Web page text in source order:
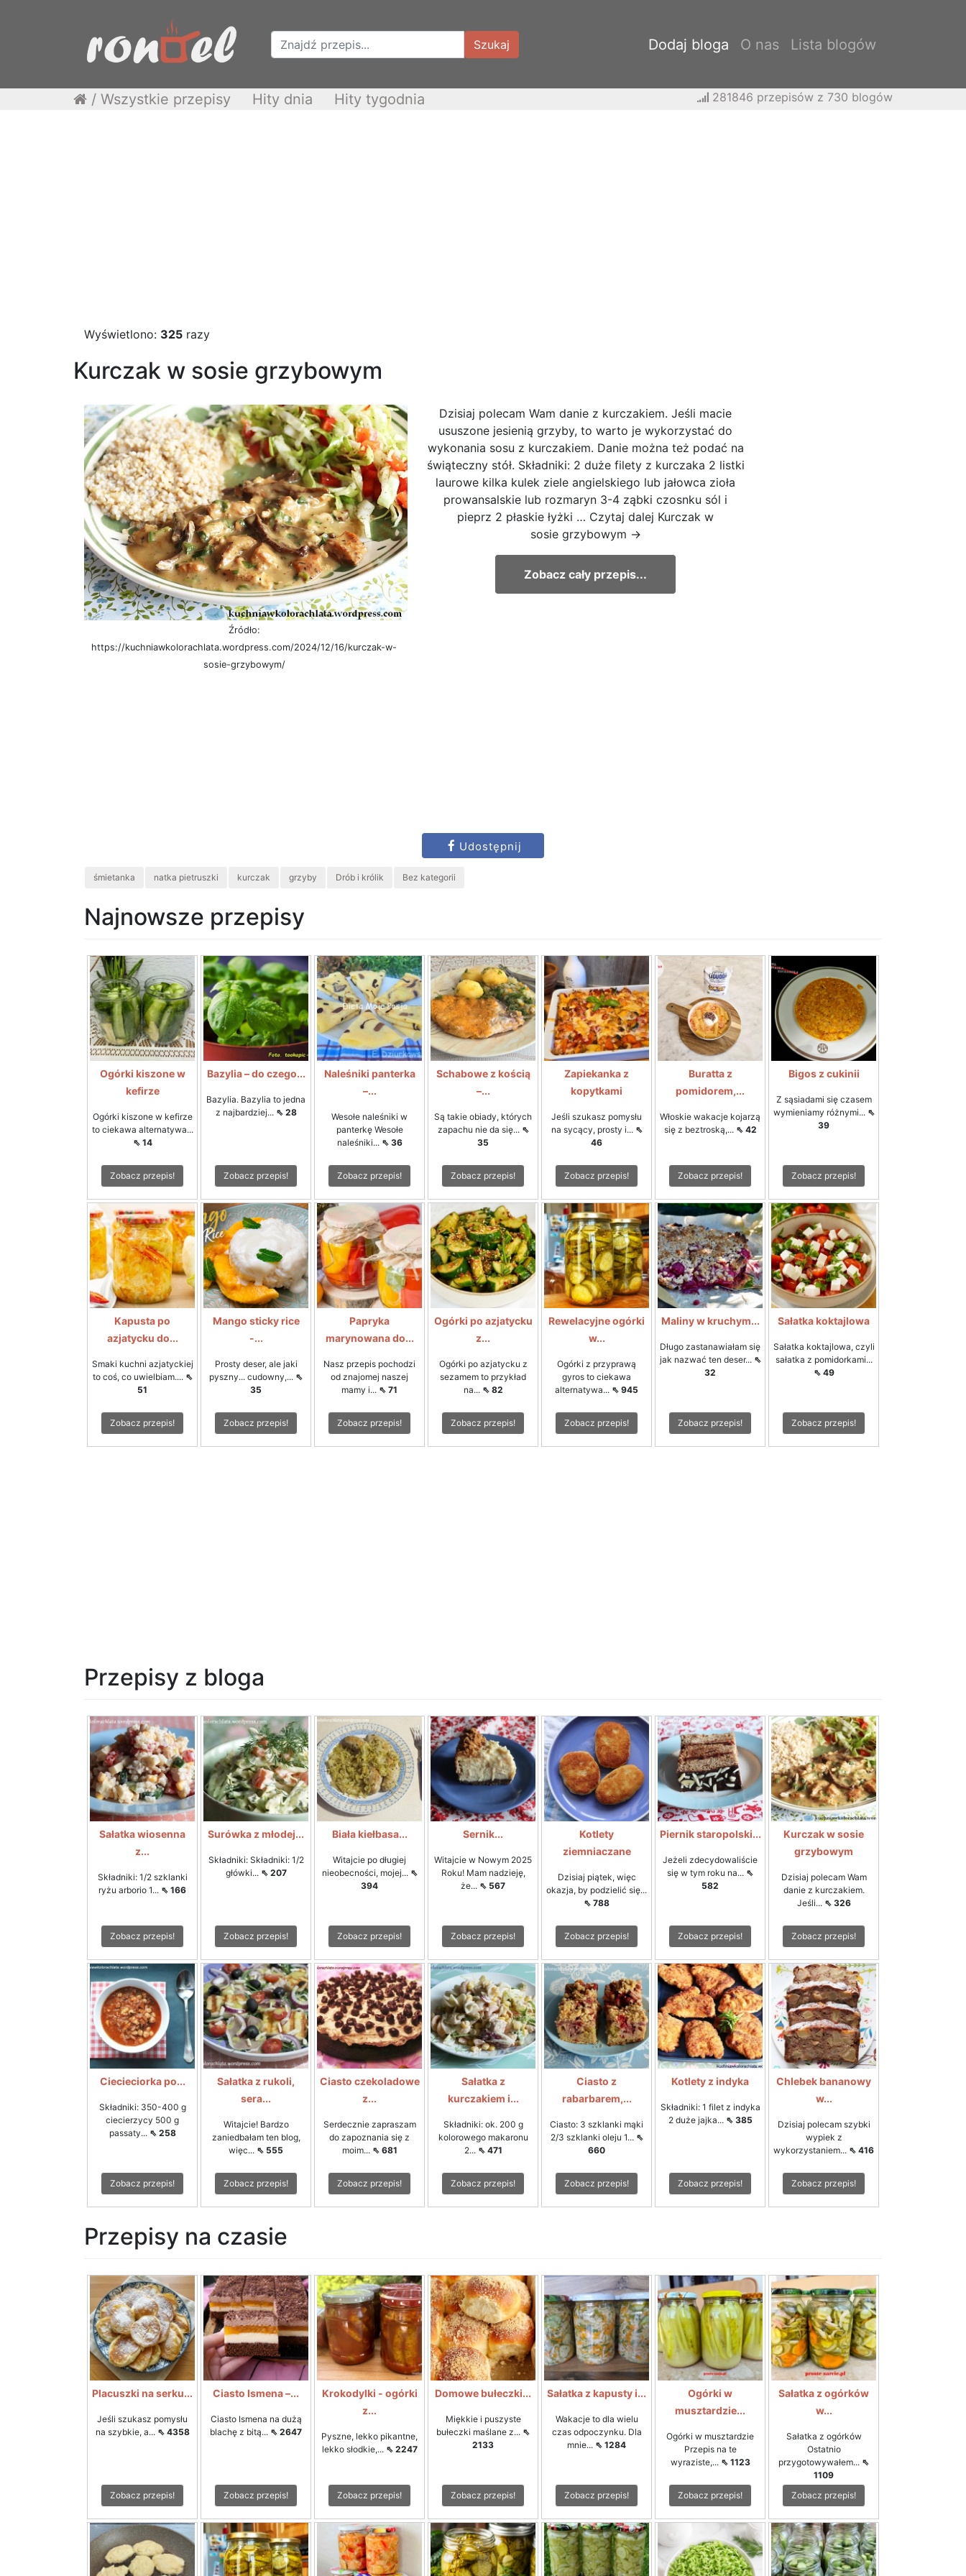
Szukaj Dodaj bloga O nas Lista blogów
/ Wszystkie przepisy Hity dnia Hity tygodnia 281846 przepisów z 730 blogów
Wyświetlono: 325 razy
Kurczak w sosie grzybowym
Źródło:
https://kuchniawkolorachlata.wordpress.com/2024/12/16/kurczak-w-
sosie-grzybowym/
Dzisiaj polecam Wam danie z kurczakiem. Jeśli macie
ususzone jesienią grzyby, to warto je wykorzystać do
wykonania sosu z kurczakiem. Danie można też podać na
świąteczny stół. Składniki: 2 duże filety z kurczaka 2 listki
laurowe kilka kulek ziele angielskiego lub jałowca zioła
prowansalskie lub rozmaryn 3-4 ząbki czosnku sól i
pieprz 2 płaskie łyżki … Czytaj dalej Kurczak w
sosie grzybowym →
Zobacz cały przepis...
Udostępnij
śmietanka natka pietruszki kurczak grzyby Drób i królik Bez kategorii
Najnowsze przepisy
Ogórki kiszone w
kefirze
Ogórki kiszone w kefirze
to ciekawa alternatywa...
⇖ 14
Zobacz przepis!
Bazylia – do czego...
Bazylia. Bazylia to jedna
z najbardziej... ⇖ 28
Zobacz przepis!
Naleśniki panterka
–...
Wesołe naleśniki w
panterkę Wesołe
naleśniki... ⇖ 36
Zobacz przepis!
Schabowe z kością
–...
Są takie obiady, których
zapachu nie da się... ⇖
35
Zobacz przepis!
Zapiekanka z
kopytkami
Jeśli szukasz pomysłu
na sycący, prosty i... ⇖
46
Zobacz przepis!
Buratta z
pomidorem,...
Włoskie wakacje kojarzą
się z beztroską,... ⇖ 42
Zobacz przepis!
Bigos z cukinii
Z sąsiadami się czasem
wymieniamy różnymi... ⇖
39
Zobacz przepis!
Kapusta po
azjatycku do...
Smaki kuchni azjatyckiej
to coś, co uwielbiam.... ⇖
51
Zobacz przepis!
Mango sticky rice
-...
Prosty deser, ale jaki
pyszny... cudowny,... ⇖
35
Zobacz przepis!
Papryka
marynowana do...
Nasz przepis pochodzi
od znajomej naszej
mamy i... ⇖ 71
Zobacz przepis!
Ogórki po azjatycku
z...
Ogórki po azjatycku z
sezamem to przykład
na... ⇖ 82
Zobacz przepis!
Rewelacyjne ogórki
w...
Ogórki z przyprawą
gyros to ciekawa
alternatywa... ⇖ 945
Zobacz przepis!
Maliny w kruchym...
Długo zastanawiałam się
jak nazwać ten deser... ⇖
32
Zobacz przepis!
Sałatka koktajlowa
Sałatka koktajlowa, czyli
sałatka z pomidorkami...
⇖ 49
Zobacz przepis!
Przepisy z bloga
Sałatka wiosenna
z...
Składniki: 1/2 szklanki
ryżu arborio 1... ⇖ 166
Zobacz przepis!
Surówka z młodej...
Składniki: Składniki: 1/2
główki... ⇖ 207
Zobacz przepis!
Biała kiełbasa...
Witajcie po długiej
nieobecności, mojej... ⇖
394
Zobacz przepis!
Sernik...
Witajcie w Nowym 2025
Roku! Mam nadzieję,
że... ⇖ 567
Zobacz przepis!
Kotlety
ziemniaczane
Dzisiaj piątek, więc
okazja, by podzielić się...
⇖ 788
Zobacz przepis!
Piernik staropolski...
Jeżeli zdecydowaliście
się w tym roku na... ⇖
582
Zobacz przepis!
Kurczak w sosie
grzybowym
Dzisiaj polecam Wam
danie z kurczakiem.
Jeśli... ⇖ 326
Zobacz przepis!
Ciecieciorka po...
Składniki: 350-400 g
ciecierzycy 500 g
passaty... ⇖ 258
Zobacz przepis!
Sałatka z rukoli,
sera...
Witajcie! Bardzo
zaniedbałam ten blog,
więc... ⇖ 555
Zobacz przepis!
Ciasto czekoladowe
z...
Serdecznie zapraszam
do zapoznania się z
moim... ⇖ 681
Zobacz przepis!
Sałatka z
kurczakiem i...
Składniki: ok. 200 g
kolorowego makaronu
2... ⇖ 471
Zobacz przepis!
Ciasto z
rabarbarem,...
Ciasto: 3 szklanki mąki
2/3 szklanki oleju 1... ⇖
660
Zobacz przepis!
Kotlety z indyka
Składniki: 1 filet z indyka
2 duże jajka... ⇖ 385
Zobacz przepis!
Chlebek bananowy
w...
Dzisiaj polecam szybki
wypiek z
wykorzystaniem... ⇖ 416
Zobacz przepis!
Przepisy na czasie
Placuszki na serku...
Jeśli szukasz pomysłu
na szybkie, a... ⇖ 4358
Zobacz przepis!
Ciasto Ismena –...
Ciasto Ismena na dużą
blachę z bitą... ⇖ 2647
Zobacz przepis!
Krokodylki - ogórki
z...
Pyszne, lekko pikantne,
lekko słodkie,... ⇖ 2247
Zobacz przepis!
Domowe bułeczki...
Miękkie i puszyste
bułeczki maślane z... ⇖
2133
Zobacz przepis!
Sałatka z kapusty i...
Wakacje to dla wielu
czas odpoczynku. Dla
mnie... ⇖ 1284
Zobacz przepis!
Ogórki w
musztardzie...
Ogórki w musztardzie
Przepis na te
wyraziste,... ⇖ 1123
Zobacz przepis!
Sałatka z ogórków
w...
Sałatka z ogórków
Ostatnio
przygotowywałem... ⇖
1109
Zobacz przepis!